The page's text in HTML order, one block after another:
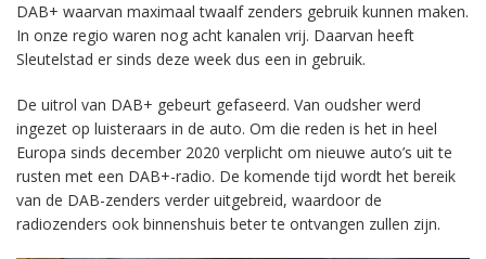
DAB+ waarvan maximaal twaalf zenders gebruik kunnen maken.
In onze regio waren nog acht kanalen vrij. Daarvan heeft
Sleutelstad er sinds deze week dus een in gebruik.
De uitrol van DAB+ gebeurt gefaseerd. Van oudsher werd
ingezet op luisteraars in de auto. Om die reden is het in heel
Europa sinds december 2020 verplicht om nieuwe auto’s uit te
rusten met een DAB+-radio. De komende tijd wordt het bereik
van de DAB-zenders verder uitgebreid, waardoor de
radiozenders ook binnenshuis beter te ontvangen zullen zijn.